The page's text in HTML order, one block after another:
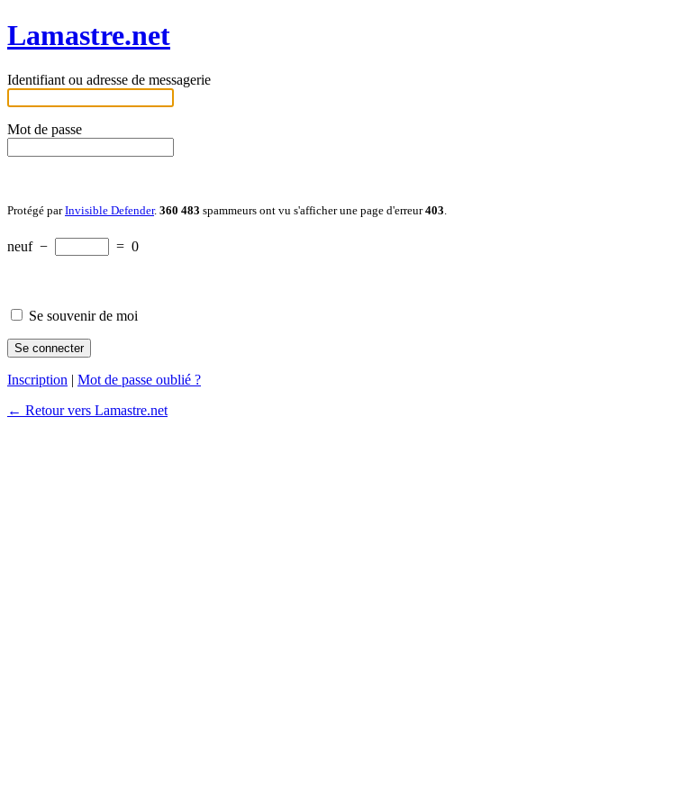
Lamastre.net
Identifiant ou adresse de messagerie
Mot de passe
Protégé parInvisible Defender. 360 483 spammeurs ont vu s'afficher une page d'erreur403
neuf − = 0
Se souvenir de moi
Inscription | Mot de passe oublié ?
← Retour vers Lamastre.net